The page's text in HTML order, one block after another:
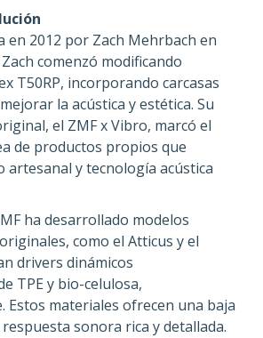
en 2012 por Zach Mehrbach en
comenzó modificando
T50RP, incorporando carcasas
la acústica y estética. Su
el ZMF x Vibro, marcó el
de productos propios que
artesanal y tecnología acústica
ha desarrollado modelos
como el Atticus y el
drivers dinámicos
TPE y bio-celulosa,
Estos materiales ofrecen una baja
sonora rica y detallada.